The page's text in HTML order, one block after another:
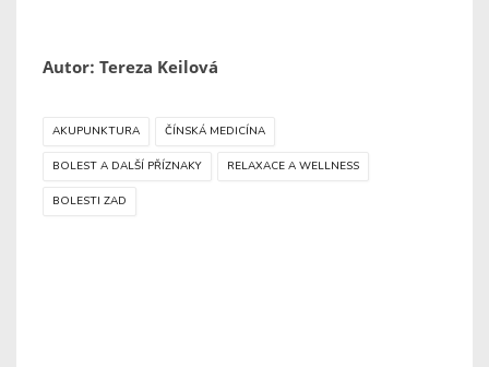
Autor: Tereza Keilová
AKUPUNKTURA ČÍNSKÁ MEDICÍNA
BOLEST A DALŠÍ PŘÍZNAKY RELAXACE A WELLNESS
BOLESTI ZAD